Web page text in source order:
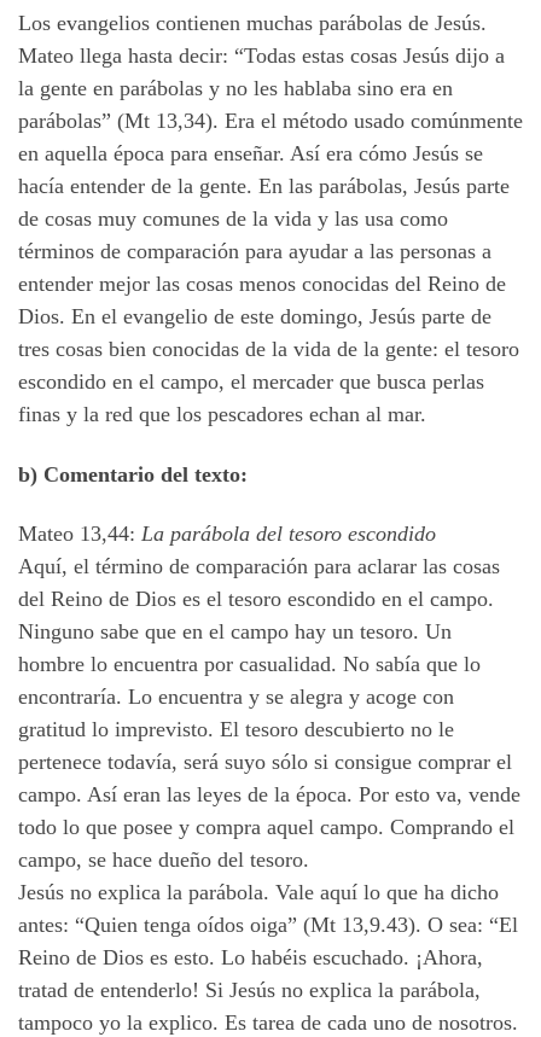
Los evangelios contienen muchas parábolas de Jesús.
Mateo llega hasta decir: “Todas estas cosas Jesús dijo a
la gente en parábolas y no les hablaba sino era en
parábolas” (Mt 13,34). Era el método usado comúnmente
en aquella época para enseñar. Así era cómo Jesús se
hacía entender de la gente. En las parábolas, Jesús parte
de cosas muy comunes de la vida y las usa como
términos de comparación para ayudar a las personas a
entender mejor las cosas menos conocidas del Reino de
Dios. En el evangelio de este domingo, Jesús parte de
tres cosas bien conocidas de la vida de la gente: el tesoro
escondido en el campo, el mercader que busca perlas
finas y la red que los pescadores echan al mar.
b) Comentario del texto:
Mateo 13,44: La parábola del tesoro escondido
Aquí, el término de comparación para aclarar las cosas
del Reino de Dios es el tesoro escondido en el campo.
Ninguno sabe que en el campo hay un tesoro. Un
hombre lo encuentra por casualidad. No sabía que lo
encontraría. Lo encuentra y se alegra y acoge con
gratitud lo imprevisto. El tesoro descubierto no le
pertenece todavía, será suyo sólo si consigue comprar el
campo. Así eran las leyes de la época. Por esto va, vende
todo lo que posee y compra aquel campo. Comprando el
campo, se hace dueño del tesoro.
Jesús no explica la parábola. Vale aquí lo que ha dicho
antes: “Quien tenga oídos oiga” (Mt 13,9.43). O sea: “El
Reino de Dios es esto. Lo habéis escuchado. ¡Ahora,
tratad de entenderlo! Si Jesús no explica la parábola,
tampoco yo la explico. Es tarea de cada uno de nosotros.